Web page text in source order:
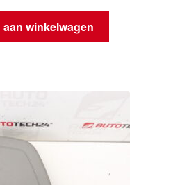
winkelwagen